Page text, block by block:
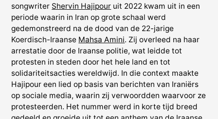
songwriter Shervin Hajipour uit 2022 kwam uit in een
periode waarin in Iran op grote schaal werd
gedemonstreerd na de dood van de 22-jarige
Koerdisch-Iraanse Mahsa Amini. Zij overleed na haar
arrestatie door de Iraanse politie, wat leidde tot
protesten in steden door het hele land en tot
solidariteitsacties wereldwijd. In die context maakte
Hajipour een lied op basis van berichten van Iraniërs
op sociale media, waarin zij verwoordden waarvoor ze
protesteerden. Het nummer werd in korte tijd breed